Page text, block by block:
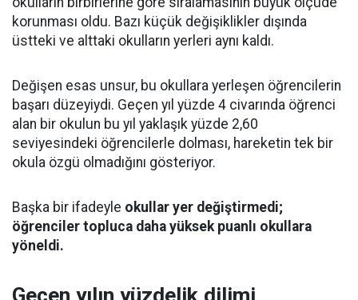
korunması oldu. Bazı küçük değişiklikler dışında
üstteki ve alttaki okulların yerleri aynı kaldı.
Değişen esas unsur, bu okullara yerleşen öğrencilerin
başarı düzeyiydi. Geçen yıl yüzde 4 civarında öğrenci
alan bir okulun bu yıl yaklaşık yüzde 2,60
seviyesindeki öğrencilerle dolması, hareketin tek bir
okula özgü olmadığını gösteriyor.
Başka bir ifadeyle okullar yer değiştirmedi;
öğrenciler topluca daha yüksek puanlı okullara
yöneldi.